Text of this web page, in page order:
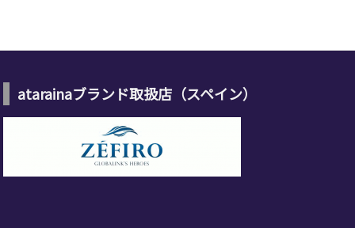
atarainaブランド取扱店（スペイン）